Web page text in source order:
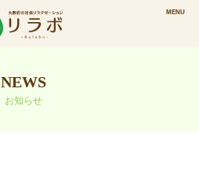
NEWS
お知らせ